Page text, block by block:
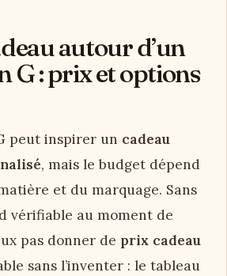
autour d’un
G : prix et options
peut inspirer un cadeau
, mais le budget dépend
et du marquage. Sans
vérifiable au moment de
pas donner de prix cadeau
sans l’inventer : le tableau